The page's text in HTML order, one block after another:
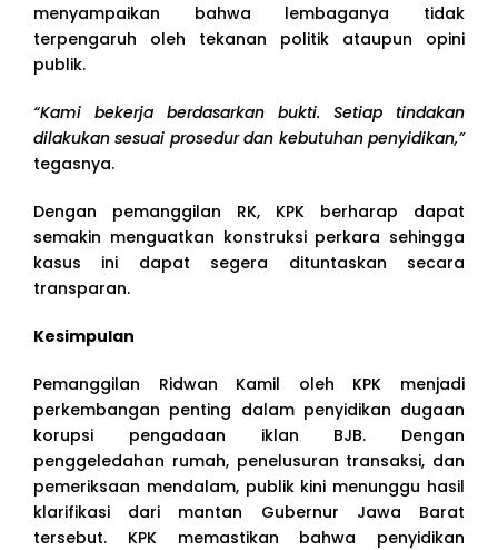
menyampaikan bahwa lembaganya tidak
terpengaruh oleh tekanan politik ataupun opini
publik.
“Kami bekerja berdasarkan bukti. Setiap tindakan
dilakukan sesuai prosedur dan kebutuhan penyidikan,”
tegasnya.
Dengan pemanggilan RK, KPK berharap dapat
semakin menguatkan konstruksi perkara sehingga
kasus ini dapat segera dituntaskan secara
transparan.
Kesimpulan
Pemanggilan Ridwan Kamil oleh KPK menjadi
perkembangan penting dalam penyidikan dugaan
korupsi pengadaan iklan BJB. Dengan
penggeledahan rumah, penelusuran transaksi, dan
pemeriksaan mendalam, publik kini menunggu hasil
klarifikasi dari mantan Gubernur Jawa Barat
tersebut. KPK memastikan bahwa penyidikan